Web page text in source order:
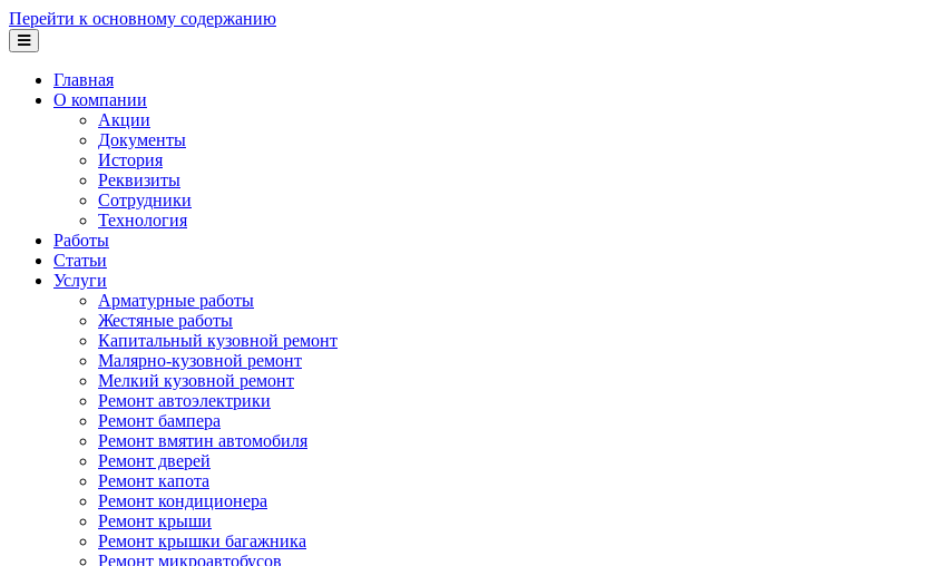
Перейти к основному содержанию
Главная
О компании
Акции
Документы
История
Реквизиты
Сотрудники
Технология
Работы
Статьи
Услуги
Арматурные работы
Жестяные работы
Капитальный кузовной ремонт
Малярно-кузовной ремонт
Мелкий кузовной ремонт
Ремонт автоэлектрики
Ремонт бампера
Ремонт вмятин автомобиля
Ремонт дверей
Ремонт капота
Ремонт кондиционера
Ремонт крыши
Ремонт крышки багажника
Ремонт микроавтобусов